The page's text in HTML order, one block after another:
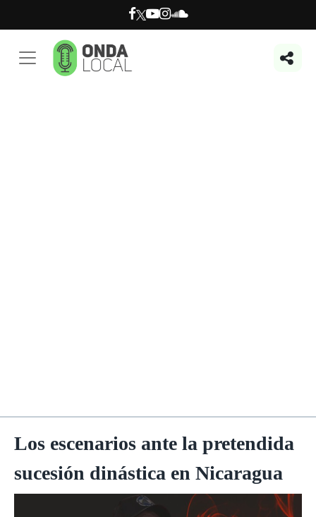
Los escenarios ante la pretendida
sucesión dinástica en Nicaragua